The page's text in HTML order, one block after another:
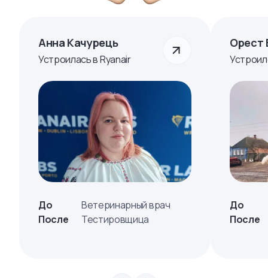
Анна Качурець
Устроилась в Ryanair
До
Ветеринарный врач
После
Тестировщица
Орест
До
После